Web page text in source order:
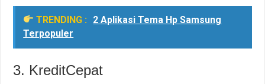
TRENDING :
2 Aplikasi Tema Hp Samsung
Terpopuler
3. KreditCepat